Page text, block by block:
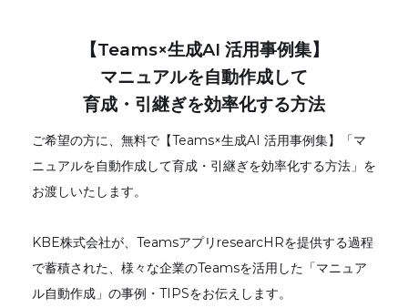
【Teams×生成AI 活用事例集】
マニュアルを自動作成して
育成・引継ぎを効率化する方法
ご希望の方に、無料で【Teams×生成AI 活用事例集】「マ
ニュアルを自動作成して育成・引継ぎを効率化する方法」を
お渡しいたします。
KBE株式会社が、TeamsアプリresearcHRを提供する過程
で蓄積された、様々な企業のTeamsを活用した「マニュア
ル自動作成」の事例・TIPSをお伝えします。